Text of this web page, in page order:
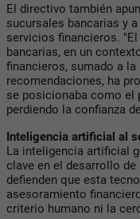
El directivo también
sucursales bancarias y
servicios financieros.
bancarias, en un
financieros, sumado a
recomendaciones, ha
se posicionaba como el
perdiendo la confianza
Inteligencia artificial al
La inteligencia artificial
clave en el desarrollo
defienden que esta
asesoramiento
criterio humano ni la